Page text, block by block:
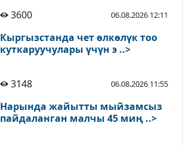
3600
06.08.2026 12:11
Кыргызстанда чет өлкөлүк тоо
куткаруучулары үчүн э ..>
3148 06.08.2026 11:55
Нарында жайытты мыйзамсыз
пайдаланган малчы 45 миң ..>